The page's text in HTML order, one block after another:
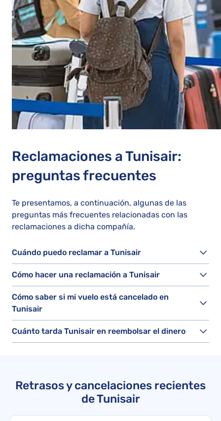
Reclamaciones a Tunisair:
preguntas frecuentes
Te presentamos, a continuación, algunas de las
preguntas más frecuentes relacionadas con las
reclamaciones a dicha compañía.
Cuándo puedo reclamar a Tunisair
Cómo hacer una reclamación a Tunisair
Cómo saber si mi vuelo está cancelado en
Tunisair
Cuánto tarda Tunisair en reembolsar el dinero
Retrasos y cancelaciones recientes
de Tunisair